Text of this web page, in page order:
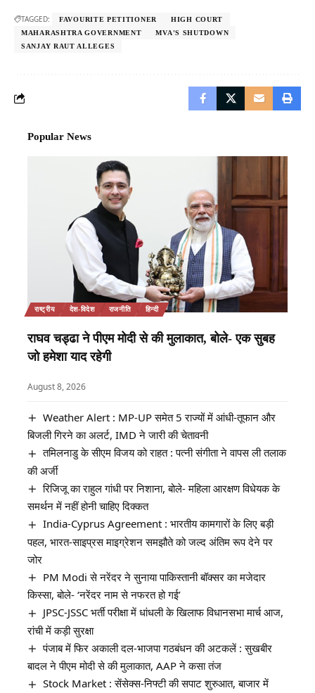
TAGGED: FAVOURITE PETITIONER
HIGH COURT
MAHARASHTRA GOVERNMENT
MVA'S SHUTDOWN
SANJAY RAUT ALLEGES
Popular News
राष्ट्रीय देश-विदेश राजनीति हिन्दी
राघव चड्ढा ने पीएम मोदी से की मुलाकात, बोले- एक सुबह
जो हमेशा याद रहेगी
August 8, 2026
Weather Alert : MP-UP समेत 5 राज्यों में आंधी-तूफान और
बिजली गिरने का अलर्ट, IMD ने जारी की चेतावनी
तमिलनाडु के सीएम विजय को राहत : पत्नी संगीता ने वापस ली तलाक
की अर्जी
रिजिजू का राहुल गांधी पर निशाना, बोले- महिला आरक्षण विधेयक के
समर्थन में नहीं होनी चाहिए दिक्कत
India-Cyprus Agreement : भारतीय कामगारों के लिए बड़ी
पहल, भारत-साइप्रस माइग्रेशन समझौते को जल्द अंतिम रूप देने पर
जोर
PM Modi से नरेंदर ने सुनाया पाकिस्तानी बॉक्सर का मजेदार
किस्सा, बोले- ‘नरेंदर नाम से नफरत हो गई’
JPSC-JSSC भर्ती परीक्षा में धांधली के खिलाफ विधानसभा मार्च आज,
रांची में कड़ी सुरक्षा
पंजाब में फिर अकाली दल-भाजपा गठबंधन की अटकलें : सुखबीर
बादल ने पीएम मोदी से की मुलाकात, AAP ने कसा तंज
Stock Market : सेंसेक्स-निफ्टी की सपाट शुरुआत, बाजार में